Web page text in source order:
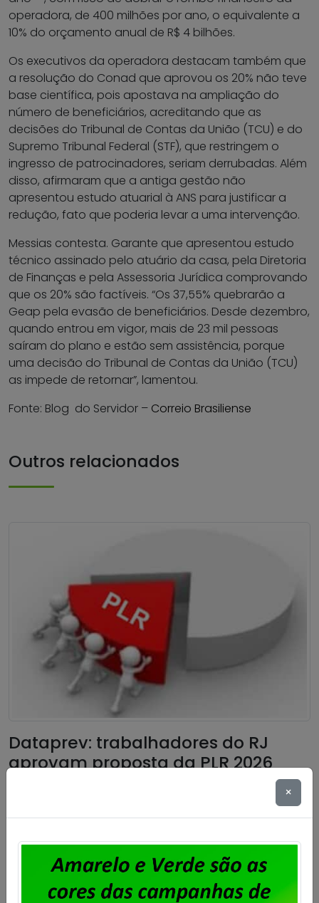
operadora, de 400 milhões por ano, o equivalente a
10% do orçamento anual de R$ 4 bilhões.
Os executivos da operadora destacam também que
a resolução do Conad que aprovou os 20% não teve
base científica, pois apostava na ampliação do
número de beneficiários, acreditando que as
decisões do Tribunal de Contas da União (TCU) e do
Supremo Tribunal Federal (STF), que restringem o
ingresso de patrocinadores, seriam derrubadas. Além
disso, afirmaram que a antiga gestão não
apresentou estudo atuarial à ANS para justificar a
redução, fato que poderia levar a uma intervenção.
Messias contesta. Garante que apresentou estudo
técnico assinado pelo atuário da casa, pela Diretoria
de Finanças e pela Assessoria Jurídica comprovando
que os 20% são factíveis. “Os 37,55% quebrarão a
Geap pela evasão de beneficiários. Desde dezembro,
quando entrou em vigor, mais de 23 mil pessoas
saíram do plano e estão sem assistência, porque
uma decisão do Tribunal de Contas da União (TCU)
as impede de retornar”, lamentou.
Fonte: Blog do Servidor – Correio Brasiliense
Outros relacionados
Dataprev: trabalhadores do RJ
aprovam proposta da PLR 2026
do Sindpd-RJ, os trabalhadores e trabalhadoras da
Dataprev aprovaram a proposta de pagamento da
PLR 2026. Foi aprovada também a cobrança de 6%
×